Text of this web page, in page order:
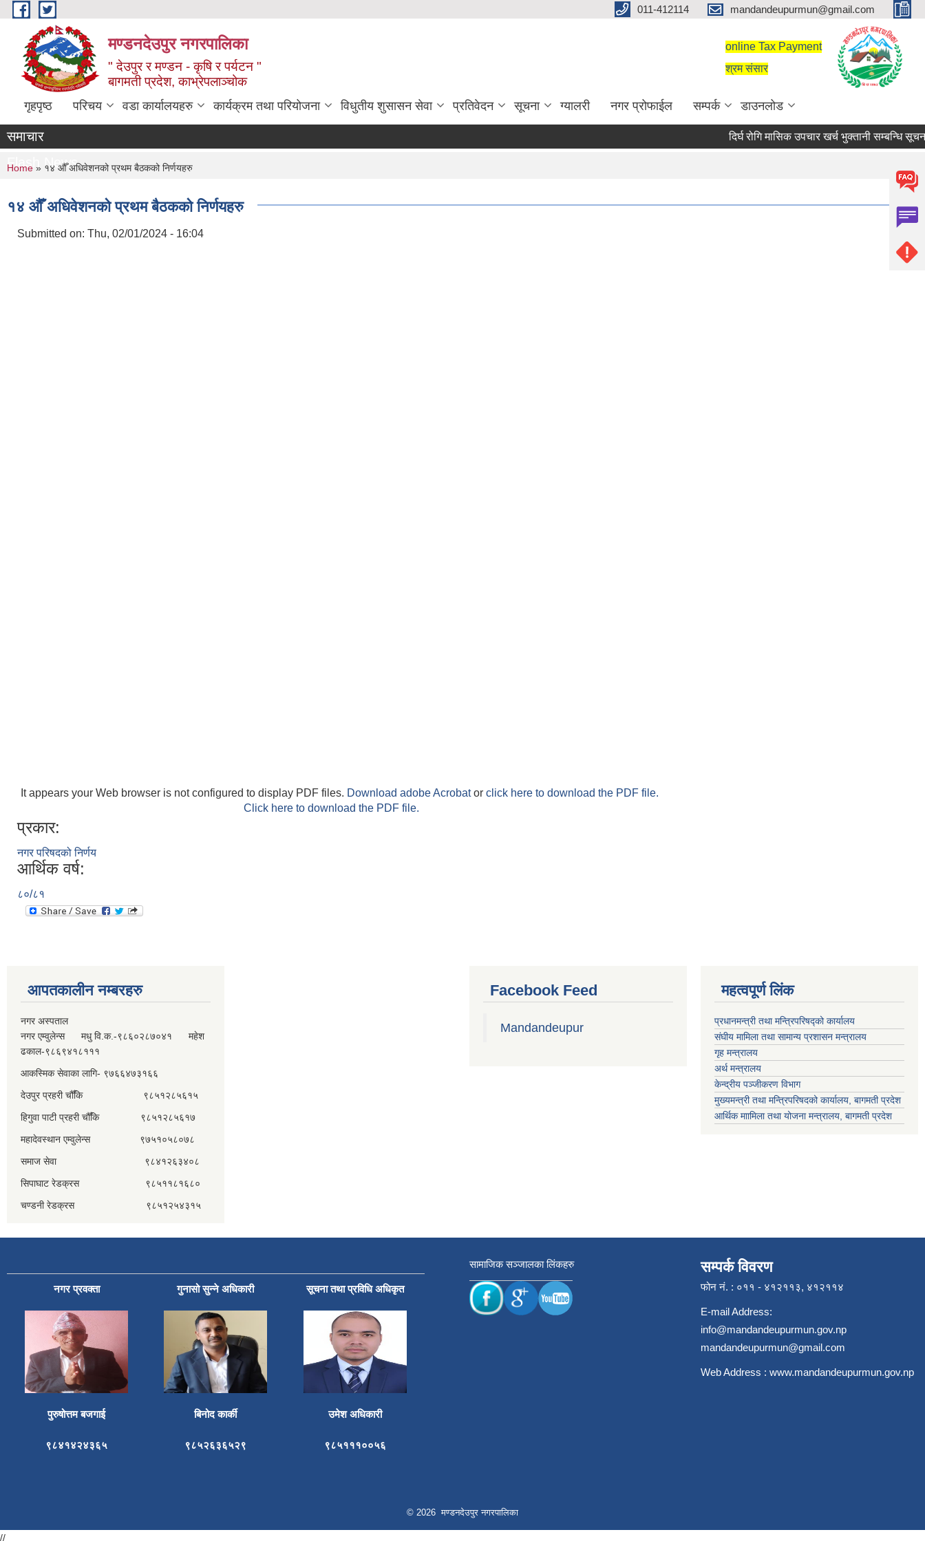
Skip to main content 011-412114 mandandeupurmun@gmail.com
मण्डनदेउपुर नगरपालिका
" देउपुर र मण्डन - कृषि र पर्यटन "
बागमती प्रदेश, काभ्रेपलाञ्चोक
online Tax Payment
श्रम संसार
गृहपृष्ठ परिचय वडा कार्यालयहरु कार्यक्रम तथा परियोजना विधुतीय शुसासन सेवा प्रतिवेदन सूचना ग्यालरी नगर प्रोफाईल सम्पर्क डाउनलोड
समाचार दिर्घ रोगि मासिक उपचार खर्च भुक्तानी सम्बन्धि सूचना।
Flash News
You are here
Home » १४ औँ अधिवेशनको प्रथम बैठकको निर्णयहरु
१४ औँ अधिवेशनको प्रथम बैठकको निर्णयहरु
Submitted on: Thu, 02/01/2024 - 16:04
It appears your Web browser is not configured to display PDF files. Download adobe Acrobator click here to download the PDF file.
Click here to download the PDF file.
प्रकार:
नगर परिषदको निर्णय
आर्थिक वर्ष:
८०/८१
आपतकालीन नम्बरहरु
नगर अस्पताल
नगर एम्वुलेन्स मधु वि.क.-९८६०२८७०४१ महेश
ढकाल-९८६९४१८१११
आकस्मिक सेवाका लागि- ९७६६४७३१६६
देउपुर प्रहरी चौँकि ९८५१२८५६१५
हिगुवा पाटी प्रहरी चौँकि ९८५१२८५६१७
महादेवस्थान एम्वुलेन्स ९७५१०५८०७८
समाज सेवा ९८४१२६३४०८
सिपाघाट रेडक्रस ९८५११८१६८०
चण्डनी रेडक्रस ९८५१२५४३१५
Facebook Feed
Mandandeupur
महत्वपूर्ण लिंक
प्रधानमन्त्री तथा मन्त्रिपरिषद्को कार्यालय
संघीय मामिला तथा सामान्य प्रशासन मन्त्रालय
गृह मन्त्रालय
अर्थ मन्त्रालय
केन्द्रीय पञ्जीकरण विभाग
मुख्यमन्त्री तथा मन्त्रिपरिषदको कार्यालय, बागमती प्रदेश
आर्थिक माामिला तथा योजना मन्त्रालय, बागमती प्रदेश
नगर प्रवक्ता गुनासो सुन्ने अधिकारी सूचना तथा प्रविधि अधिकृत
पुरुषोत्तम बजगाई बिनोद कार्की उमेश अधिकारी
९८४१४२४३६५ ९८५२६३६५२९ ९८५१११००५६
सामाजिक सञ्जालका लिंकहरु सम्पर्क विवरण
फोन नं. : ०११ - ४१२११३, ४१२११४
E-mail Address:
info@mandandeupurmun.gov.np
mandandeupurmun@gmail.com
Web Address : www.mandandeupurmun.gov.np
© 2026 मण्डनदेउपुर नगरपालिका
//